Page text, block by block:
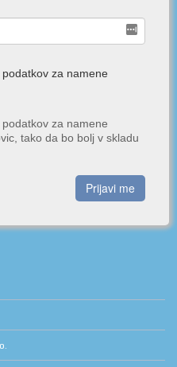
za namene
za namene
tako da bo bolj v skladu
Prijavi me